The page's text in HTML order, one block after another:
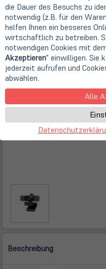
Beschreibung
die Dauer des Besuchs zu
notwendig (z.B. für den
helfen Ihnen ein besseres
wirtschaftlich zu betreiben.
notwendigen Cookies mit
Akzeptieren" einwilligen. Sie
jederzeit aufrufen und
abwählen.
Alle